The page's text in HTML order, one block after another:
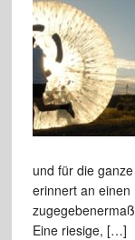
und für die
erinnert an einen
Eine riesige, […]